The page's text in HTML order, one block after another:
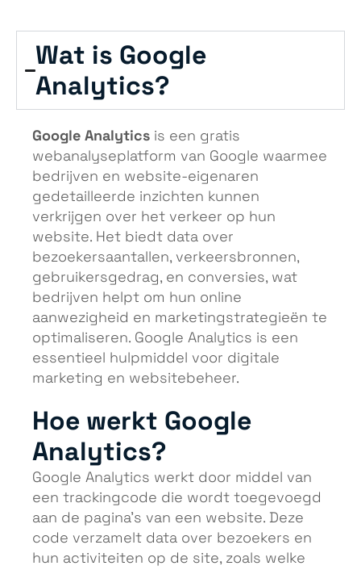
Wat is Google
Analytics?
Google Analytics is een gratis
webanalyseplatform van Google waarmee
bedrijven en website-eigenaren
gedetailleerde inzichten kunnen
verkrijgen over het verkeer op hun
website. Het biedt data over
bezoekersaantallen, verkeersbronnen,
gebruikersgedrag, en conversies, wat
bedrijven helpt om hun online
aanwezigheid en marketingstrategieën te
optimaliseren. Google Analytics is een
essentieel hulpmiddel voor digitale
marketing en websitebeheer.
Hoe werkt Google
Analytics?
Google Analytics werkt door middel van
een trackingcode die wordt toegevoegd
aan de pagina’s van een website. Deze
code verzamelt data over bezoekers en
hun activiteiten op de site, zoals welke